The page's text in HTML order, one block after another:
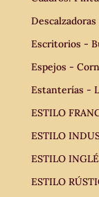
Escritorios -
Espejos -
Estanterías -
ESTILO
ESTILO
ESTILO
ESTILO